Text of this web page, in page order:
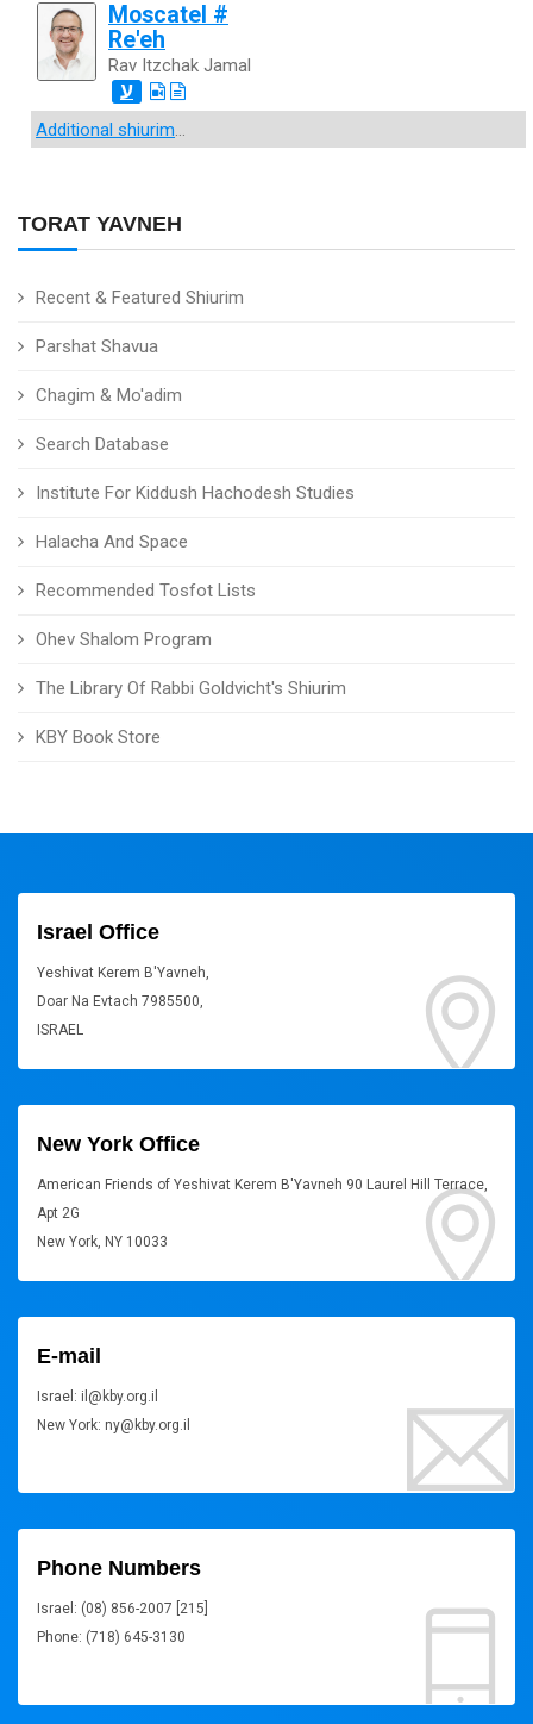
TORAT YAVNEH
Recent & Featured Shiurim
Parshat Shavua
Chagim & Mo'adim
Search Database
Institute For Kiddush Hachodesh Studies
Halacha And Space
Recommended Tosfot Lists
Ohev Shalom Program
The Library Of Rabbi Goldvicht's Shiurim
KBY Book Store
Moscatel #
Re'eh
Rav Itzchak Jamal
ע
Additional shiurim...
Israel Office
Yeshivat Kerem B'Yavneh,
Doar Na Evtach 7985500,
ISRAEL
New York Office
American Friends of Yeshivat Kerem B'Yavneh 90 Laurel Hill Terrace,
Apt 2G
New York, NY 10033
E-mail
Israel: il@kby.org.il
New York: ny@kby.org.il
Phone Numbers
Israel: (08) 856-2007 [215]
Phone: (718) 645-3130